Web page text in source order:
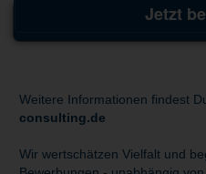
Jetzt
Weitere Informationen findest
consulting.de
Wir wertschätzen Vielfalt und